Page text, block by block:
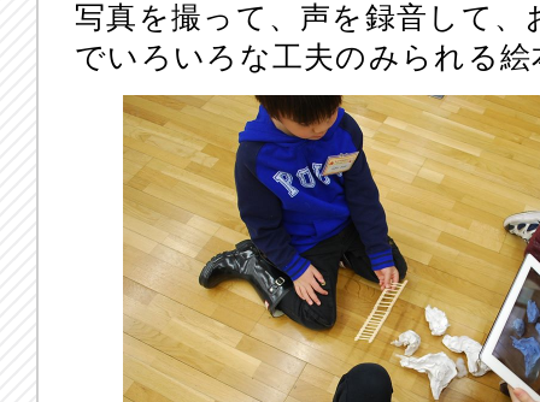
写真を撮って、声を録音して
でいろいろな工夫のみられる